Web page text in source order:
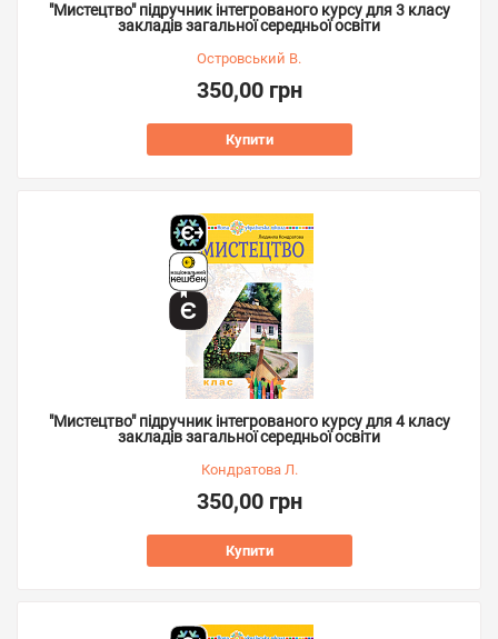
"Мистецтво" підручник інтегрованого курсу для 3 класу
закладів загальної середньої освіти
Островський В.
350,00 грн
Купити
"Мистецтво" підручник інтегрованого курсу для 4 класу
закладів загальної середньої освіти
Кондратова Л.
350,00 грн
Купити